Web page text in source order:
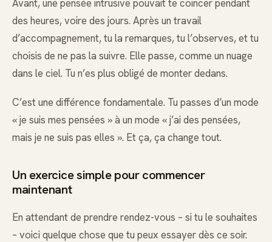
Avant, une pensée intrusive pouvait te coincer pendant
des heures, voire des jours. Après un travail
d’accompagnement, tu la remarques, tu l’observes, et tu
choisis de ne pas la suivre. Elle passe, comme un nuage
dans le ciel. Tu n’es plus obligé de monter dedans.
C’est une différence fondamentale. Tu passes d’un mode
« je suis mes pensées » à un mode « j’ai des pensées,
mais je ne suis pas elles ». Et ça, ça change tout.
Un exercice simple pour commencer
maintenant
En attendant de prendre rendez-vous – si tu le souhaites
– voici quelque chose que tu peux essayer dès ce soir.